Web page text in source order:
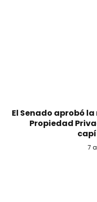
El Senado aprobó
Propiedad
7